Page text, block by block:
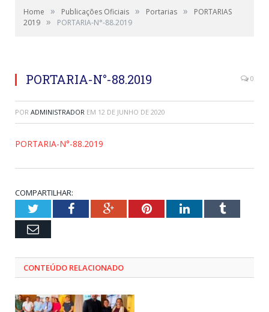
Home » Publicações Oficiais » Portarias »
PORTARIAS
2019 » PORTARIA-N°-88.2019
PORTARIA-N°-88.2019 0
POR ADMINISTRADOR EM 12 DE JUNHO DE 2020
PORTARIA-N°-88.2019
COMPARTILHAR:
TwitterFacebookGoogle+PinterestLinkedInTumblr
Email
CONTEÚDO RELACIONADO